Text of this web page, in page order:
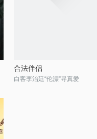
合法伴侣
白客李治廷“伦漂”寻真爱